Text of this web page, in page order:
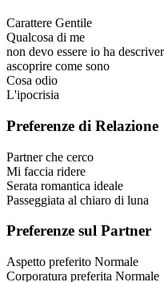
Carattere Gentile
Qualcosa di me
non devo essere io ha
ascoprire come sono
Cosa odio
L'ipocrisia
Preferenze di Relazione
Partner che cerco
Mi faccia ridere
Serata romantica ideale
Passeggiata al chiaro di luna
Preferenze sul Partner
Aspetto preferito Normale
Corporatura preferita Normale